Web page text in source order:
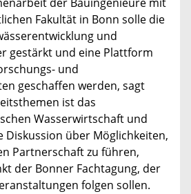
Fakultät in Bonn solle die
und
gestärkt und eine Plattform
und
geschaffen werden, sagt
ist das
Wasserwirtschaft und
Diskussion über Möglichkeiten,
Partnerschaft zu führen,
der Bonner Fachtagung, der
folgen sollen.